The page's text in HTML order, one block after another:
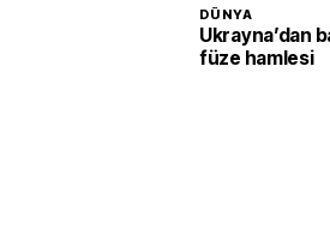
DÜNYA
Ukrayna’dan
füze hamlesi